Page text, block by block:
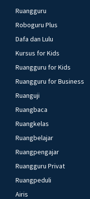
Ruangguru
Roboguru Plus
Dafa dan Lulu
Kursus for Kids
Ruangguru for Kids
Ruangguru for Business
Ruanguji
Ruangbaca
Ruangkelas
Ruangbelajar
Ruangpengajar
Ruangguru Privat
Ruangpeduli
Airis